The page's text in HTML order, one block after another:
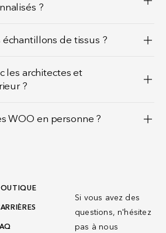
?
échantillons de tissus ?
les architectes et
?
WOO en personne ?
Si vous avez des
questions, n'hésitez
pas à nous